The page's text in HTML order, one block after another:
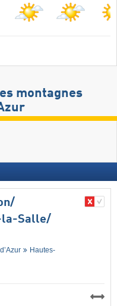
montagnes
la-Salle/​
Hautes-